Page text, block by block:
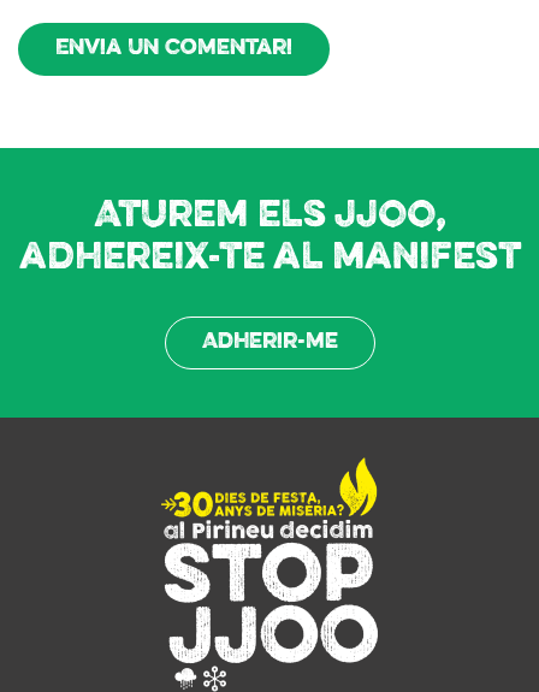
Envia un comentari
Aturem els JJOO,
adhereix-te al manifest
Adherir-me